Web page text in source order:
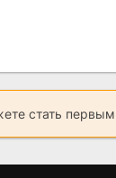
стать